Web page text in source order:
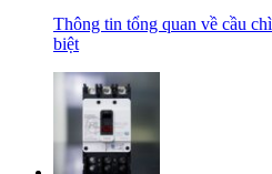
Thông tin tổng quan về cầu
biệt